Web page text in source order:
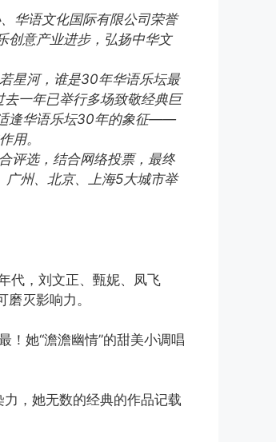
华语文化国际有限公司荣誉
创意产业进步，弘扬中华文
星河，谁是30年华语乐坛最
去一年已举行多场致敬经典巨
逢华语乐坛30年的象征——
用。
评选，结合网络投票，最终
州、北京、上海5大城市举
代，刘文正、甄妮、凤飞
灭影响力。
！她“澹澹幽情”的甜美小调唱
，她无数的经典的作品记载